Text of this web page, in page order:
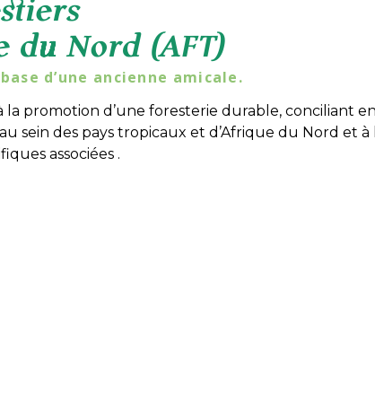
du Nord (AFT)
d’une ancienne amicale.
promotion d’une foresterie durable, conciliant
sein des pays tropicaux et d’Afrique du Nord et à
associées .